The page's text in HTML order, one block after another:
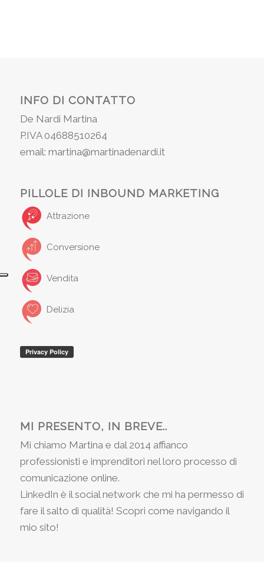
INFO DI CONTATTO
De Nardi Martina
P.IVA 04688510264
email: martina@martinadenardi.it
PILLOLE DI INBOUND MARKETING
Attrazione
Conversione
Vendita
Delizia
MI PRESENTO, IN BREVE..
Mi chiamo Martina e dal 2014 affianco
professionisti e imprenditori nel loro processo di
comunicazione online.
LinkedIn è il social network che mi ha permesso di
fare il salto di qualità! Scopri come navigando il
mio sito!